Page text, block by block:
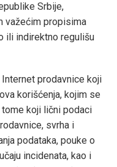
Srbije,
važećim propisima
ili indirektno regulišu
prodavnice koji
korišćenja, kojim se
koji lični podaci
svrha i
podataka, pouke o
incidenata, kao i